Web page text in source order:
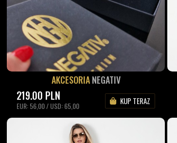
AKCESORIANEGATIV
219.00 PLN
EUR: 56,00 / USD: 65,00 KUP TERAZ